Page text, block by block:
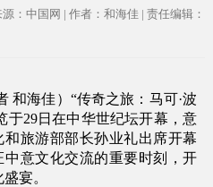
：中国网 | 作者：和海佳 | 责任编辑：
和海佳）“传奇之旅：马可·波
于29日在中华世纪坛开幕，意
旅游部部长孙业礼出席开幕
意文化交流的重要时刻，开
宴。